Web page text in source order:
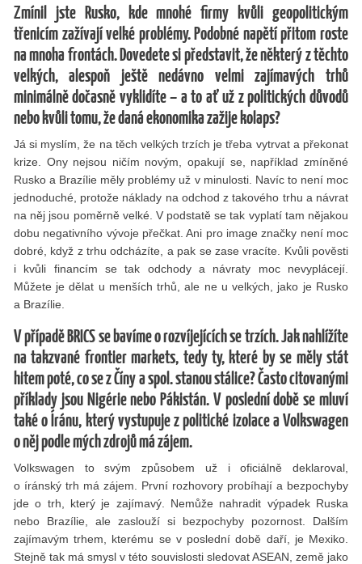
Zmínil jste Rusko, kde mnohé firmy kvůli geopolitickým
třenicím zažívají velké problémy. Podobné napětí přitom roste
na mnoha frontách. Dovedete si představit, že některý z těchto
velkých, alespoň ještě nedávno velmi zajímavých trhů
minimálně dočasně vyklidíte – a to ať už z politických důvodů
nebo kvůli tomu, že daná ekonomika zažije kolaps?
Já si myslím, že na těch velkých trzích je třeba vytrvat a překonat
krize. Ony nejsou ničím novým, opakují se, například zmíněné
Rusko a Brazílie měly problémy už v minulosti. Navíc to není moc
jednoduché, protože náklady na odchod z takového trhu a návrat
na něj jsou poměrně velké. V podstatě se tak vyplatí tam nějakou
dobu negativního vývoje přečkat. Ani pro image značky není moc
dobré, když z trhu odcházíte, a pak se zase vracíte. Kvůli pověsti
i kvůli financím se tak odchody a návraty moc nevyplácejí.
Můžete je dělat u menších trhů, ale ne u velkých, jako je Rusko
a Brazílie.
V případě BRICS se bavíme o rozvíjejících se trzích. Jak nahlížíte
na takzvané frontier markets, tedy ty, které by se měly stát
hitem poté, co se z Číny a spol. stanou stálice? Často citovanými
příklady jsou Nigérie nebo Pákistán. V poslední době se mluví
také o Íránu, který vystupuje z politické izolace a Volkswagen
o něj podle mých zdrojů má zájem.
Volkswagen to svým způsobem už i oficiálně deklaroval,
o íránský trh má zájem. První rozhovory probíhají a bezpochyby
jde o trh, který je zajímavý. Nemůže nahradit výpadek Ruska
nebo Brazílie, ale zaslouží si bezpochyby pozornost. Dalším
zajímavým trhem, kterému se v poslední době daří, je Mexiko.
Stejně tak má smysl v této souvislosti sledovat ASEAN, země jako